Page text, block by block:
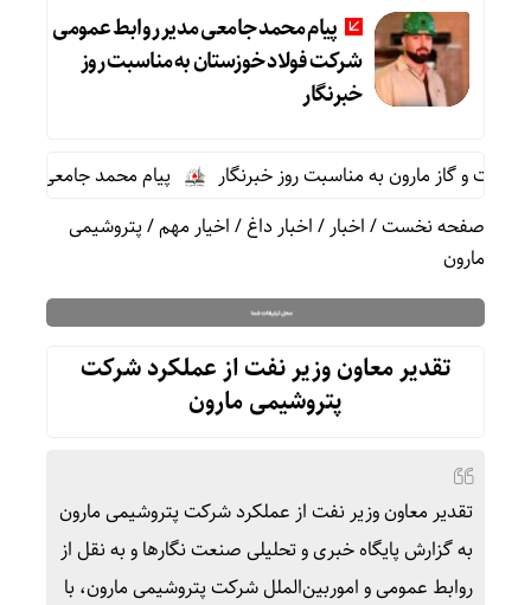
پیام محمد جامعی مدیر روابط عمومی
شرکت فولاد خوزستان به مناسبت روز
خبرنگار
و گاز مارون به مناسبت روز خبرنگار
پیام محمد جامعی مدیر
صفحه نخست/اخبار/اخبار داغ/اخیار مهم/پتروشیمی
مارون
تقدیر معاون وزیر نفت از عملکرد شرکت
پتروشیمی مارون
تقدیر معاون وزیر نفت از عملکرد شرکت پتروشیمی مارون
به گزارش پایگاه خبری و تحلیلی صنعت نگارها و به نقل از
روابط عمومی و اموربین‌الملل شرکت پتروشیمی مارون، با